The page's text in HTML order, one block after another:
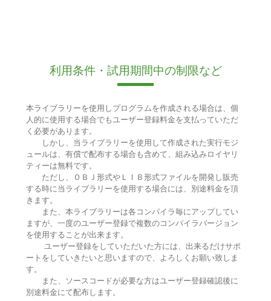
利用条件・試用期間中の制限など
本ライブラリーを使用しプログラムを作成される場合は、個
人的に使用する場合でもユーザー登録料金を支払っていただ
く必要があります。
しかし、当ライブラリーを使用して作成された実行モジ
ュールは、有償で配布する場合も含めて、組み込みロイヤリ
ティーは無料です。
ただし、ＯＢＪ形式やＬＩＢ形式ファイルを開発し販売
する時に当ライブラリーを使用する場合には、別途料金を頂
きます。
また、本ライブラリーは各コンパイラ毎にアップしてい
ますが、一度のユーザー登録で複数のコンパイラバージョン
を使用することが出来ます。
ユーザー登録をしていただいた方には、出来るだけサポ
ートをしていきたいと思いますので、よろしくお願い致しま
す。
また、ソースコードが必要な方はユーザー登録確認後に
別途料金にて配布します。